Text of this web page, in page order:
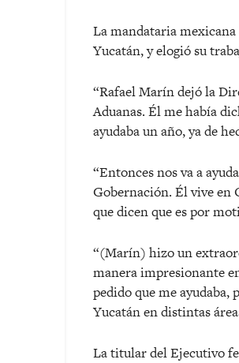
La mandataria
Yucatán, y elogió su
“Rafael Marín dejó la
Aduanas. Él me había
ayudaba un año, ya de
“Entonces nos va a
Gobernación. Él vive en
que dicen que es por
“(Marín) hizo un
manera impresionante
pedido que me ayudaba,
Yucatán en distintas
La titular del Ejecutivo